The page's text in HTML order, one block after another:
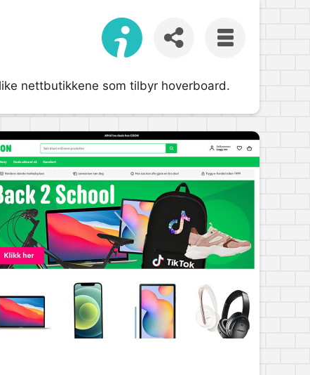
nettbutikkene som tilbyr hoverboard.